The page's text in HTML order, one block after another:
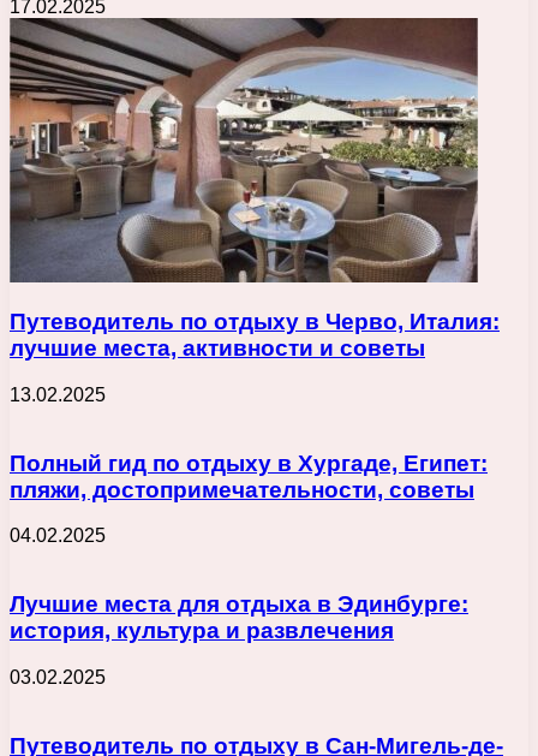
17.02.2025
Путеводитель по отдыху в Черво, Италия:
лучшие места, активности и советы
13.02.2025
Полный гид по отдыху в Хургаде, Египет:
пляжи, достопримечательности, советы
04.02.2025
Лучшие места для отдыха в Эдинбурге:
история, культура и развлечения
03.02.2025
Путеводитель по отдыху в Сан-Мигель-де-